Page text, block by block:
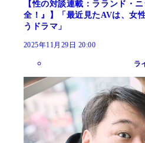
【性の対談連載：ラランド・
全！』】「最近見たAVは、女
うドラマ」
2025年11月29日 20:00
ラ